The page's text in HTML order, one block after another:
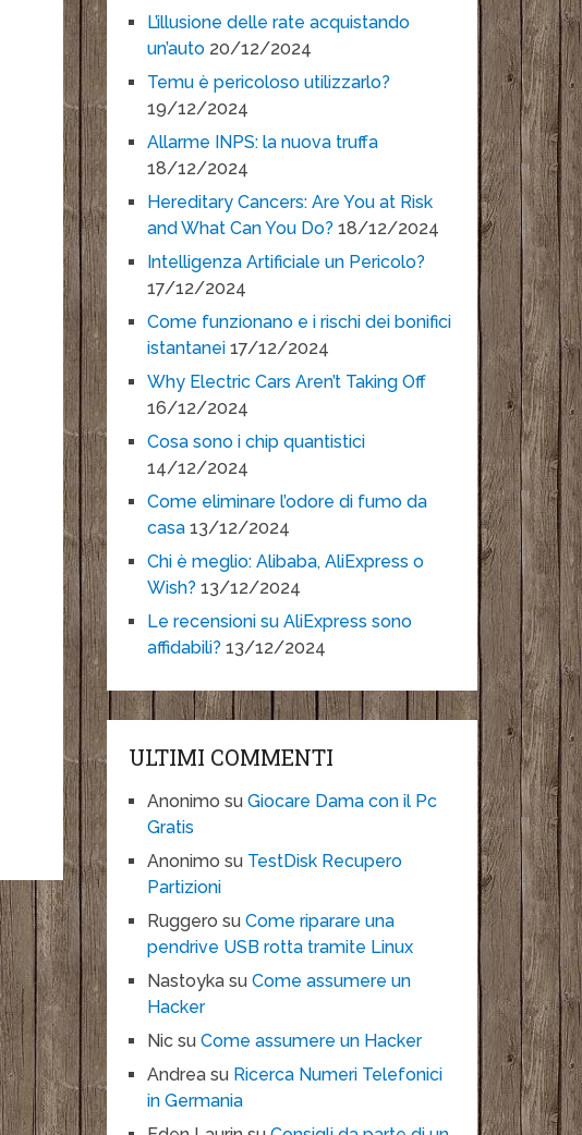
L’illusione delle rate acquistando
un’auto 20/12/2024
Temu è pericoloso utilizzarlo?
19/12/2024
Allarme INPS: la nuova truffa
18/12/2024
Hereditary Cancers: Are You at Risk
and What Can You Do? 18/12/2024
Intelligenza Artificiale un Pericolo?
17/12/2024
Come funzionano e i rischi dei bonifici
istantanei 17/12/2024
Why Electric Cars Aren’t Taking Off
16/12/2024
Cosa sono i chip quantistici
14/12/2024
Come eliminare l’odore di fumo da
casa 13/12/2024
Chi è meglio: Alibaba, AliExpress o
Wish? 13/12/2024
Le recensioni su AliExpress sono
affidabili? 13/12/2024
ULTIMI COMMENTI
Anonimo suGiocare Dama con il Pc
Gratis
Anonimo su TestDisk Recupero
Partizioni
Ruggero suCome riparare una
pendrive USB rotta tramite Linux
Nastoyka suCome assumere un
Hacker
Nic suCome assumere un Hacker
Andrea su Ricerca Numeri Telefonici
in Germania